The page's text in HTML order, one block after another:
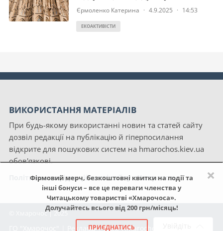
×
Фірмовий мерч, безкоштовні квитки на події та
інші бонуси – все це переваги членства у
Читацькому товаристві «Хмарочоса».
Долучайтесь всього від 200 грн/місяць!
ПРИЄДНАТИСЬ
Єрмоленко Катерина · 4.9.2025 · 14:53
ЕКОАКТИВІСТИ
ВИКОРИСТАННЯ МАТЕРІАЛІВ
При будь-якому використанні новин та статей сайту
дозвіл редакції на публікацію й гіперпосилання
відкрите для пошукових систем на hmarochos.kiev.ua
обов'язкові.
Політика конфіденційності сайту «Хмарочос»
© Хмарочос | 2025
Реклама|NGO Hmarochos